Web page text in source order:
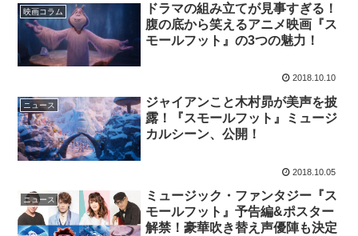
映画コラム
ドラマの組み立てが見事すぎる！
腹の底から笑えるアニメ映画『ス
モールフット』の3つの魅力！
2018.10.10
ニュース
ジャイアンこと木村昴が美声を披
露！『スモールフット』ミュージ
カルシーン、公開！
2018.10.05
ニュース
ミュージック・ファンタジー『ス
モールフット』予告編&ポスター
解禁！豪華吹き替え声優陣も決定